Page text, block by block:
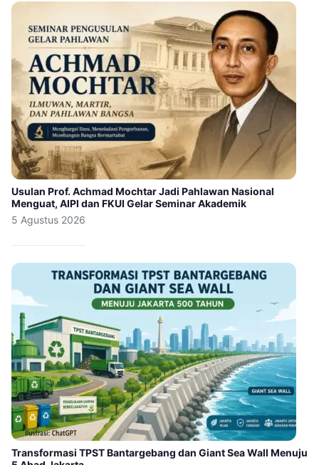
Usulan Prof. Achmad Mochtar Jadi Pahlawan Nasional
Menguat, AIPI dan FKUI Gelar Seminar Akademik
5 Agustus 2026
Transformasi TPST Bantargebang dan Giant Sea Wall Menuju